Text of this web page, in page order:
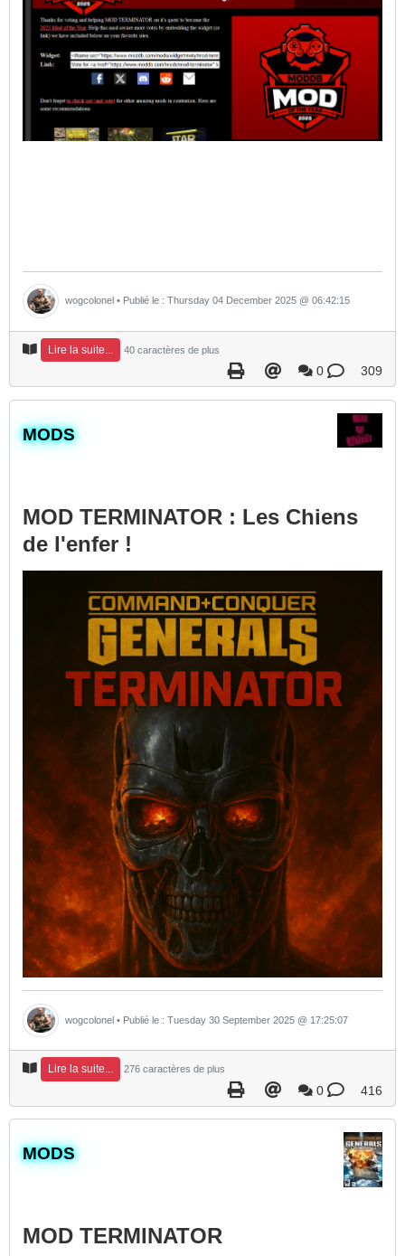
wogcolonel • Publié le : Thursday 04 December 2025 @ 06:42:15
Lire la suite... 40 caractères de plus
0 309
​MODS
MOD TERMINATOR : Les Chiens
de l'enfer !
wogcolonel • Publié le : Tuesday 30 September 2025 @ 17:25:07
Lire la suite... 276 caractères de plus
0 416
​MODS
MOD TERMINATOR